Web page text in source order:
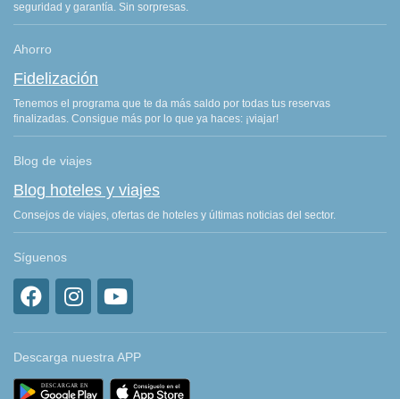
seguridad y garantía. Sin sorpresas.
Ahorro
Fidelización
Tenemos el programa que te da más saldo por todas tus reservas
finalizadas. Consigue más por lo que ya haces: ¡viajar!
Blog de viajes
Blog hoteles y viajes
Consejos de viajes, ofertas de hoteles y últimas noticias del sector.
Síguenos
Descarga nuestra APP